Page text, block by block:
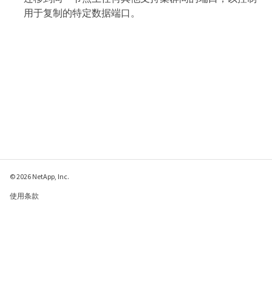
用于复制的特定数据端口。
© 2026 NetApp, Inc.
使用条款